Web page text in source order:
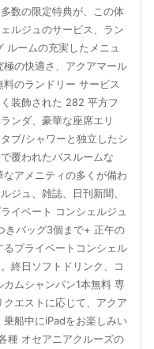
数の限定特典が、この体
ルジュのサービス、ラン
ルームの充実したメニュ
の快適さ、アクアマール
のランドリー サービス
装飾された 282 平方フ
ンダ、豪華な座席エリ
ブ/シャワーと独立したシ
覆われたバスルームな
アメニティの多くが備わ
ジュ、雑誌、日刊新聞、
イベート コンシェルジュ
きバッグ3個まで+ 正午の
プライベートコンシェル
終日ソフトドリンク、コ
ムシャンパン1本無料 専
エストに応じて、アクア
船中にiPadをお楽しみい
種 オセアニアクルーズの